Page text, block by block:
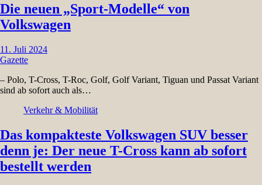
Die neuen „Sport-Modelle“ von
Volkswagen
11. Juli 2024
Gazette
– Polo, T-Cross, T-Roc, Golf, Golf Variant, Tiguan und Passat Variant
sind ab sofort auch als…
Verkehr & Mobilität
Das kompakteste Volkswagen SUV besser
denn je: Der neue T-Cross kann ab sofort
bestellt werden